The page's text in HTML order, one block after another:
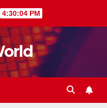
4:30:05 PM